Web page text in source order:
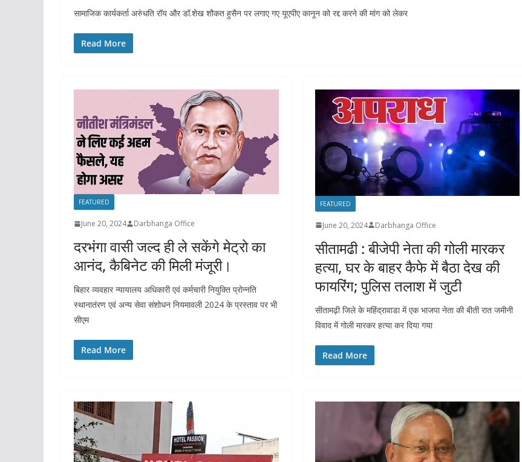
सामाजिक कार्यकर्ता अरुंधति रॉय और डॉ.शेख शौकत हुसैन पर लगाए गए यूएपीए कानून को रद्द करने की मांग को लेकर
Read More
FEATURED
June 20, 2024 Darbhanga Office
दरभंगा वासी जल्द ही ले सकेंगे मेट्रो का
आनंद, कैबिनेट की मिली मंजूरी।
बिहार व्यवहार न्यायालय अधिकारी एवं कर्मचारी नियुक्ति प्रोन्नति
स्थानातंरण एवं अन्य सेवा संशोधन नियमावली 2024 के प्रस्ताव पर भी
सीएम
Read More
FEATURED
June 20, 2024 Darbhanga Office
सीतामढी : बीजेपी नेता की गोली मारकर
हत्या, घर के बाहर कैफे में बैठा देख की
फायरिंग; पुलिस तलाश में जुटी
सीतामढ़ी जिले के महिंद्रावाडा में एक भाजपा नेता की बीती रात जमीनी
विवाद में गोली मारकर हत्या कर दिया गया
Read More